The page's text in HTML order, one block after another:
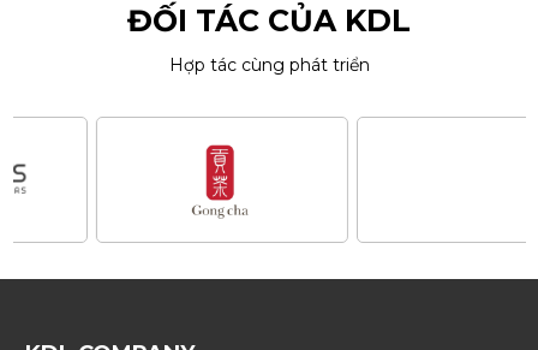
ĐỐI TÁC CỦA KDL
Hợp tác cùng phát triển